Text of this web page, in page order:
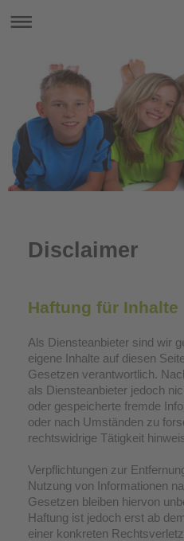
Disclaimer
Haftung für Inhalte
Als Diensteanbieter sind wir
eigene Inhalte auf diesen
Gesetzen verantwortlich.
als Diensteanbieter jedoch
oder gespeicherte fremde
oder nach Umständen zu
rechtswidrige Tätigkeit
Verpflichtungen zur
Nutzung von Informationen
Gesetzen bleiben hiervon
Haftung ist jedoch erst ab
einer konkreten